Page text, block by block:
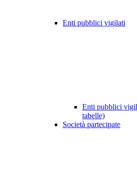
Enti pubblici vigilati
Enti pubblici
tabelle)
Società partecipate